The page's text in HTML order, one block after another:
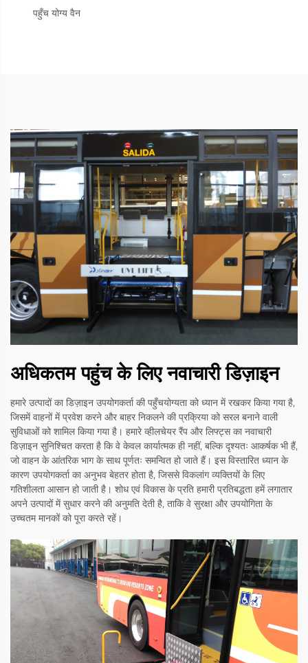
पहुँच योग्य वैन
अधिकतम पहुंच के लिए नवाचारी डिज़ाइन
हमारे उत्पादों का डिज़ाइन उपयोगकर्ता की पहुँचयोग्यता को ध्यान में रखकर किया गया है,
जिसमें वाहनों में प्रवेश करने और बाहर निकलने की प्रक्रिया को सरल बनाने वाली
सुविधाओं को शामिल किया गया है। हमारे व्हीलचेयर रैंप और लिफ्ट्स का नवाचारी
डिज़ाइन सुनिश्चित करता है कि वे केवल कार्यात्मक ही नहीं, बल्कि दृश्यतः आकर्षक भी हैं,
जो वाहन के आंतरिक भाग के साथ पूर्णतः समन्वित हो जाते हैं। इस विस्तारित ध्यान के
कारण उपयोगकर्ता का अनुभव बेहतर होता है, जिससे विकलांग व्यक्तियों के लिए
गतिशीलता आसान हो जाती है। शोध एवं विकास के प्रति हमारी प्रतिबद्धता हमें लगातार
अपने उत्पादों में सुधार करने की अनुमति देती है, ताकि वे सुरक्षा और उपयोगिता के
उच्चतम मानकों को पूरा करते रहें।